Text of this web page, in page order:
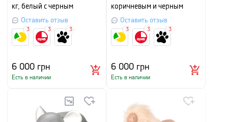
кг, белый с черным
Оставить отзыв
6 000 грн
Есть в наличии
3 3 3
коричневым и черным
Оставить отзыв
6 000 грн
Есть в наличии
3 3 3